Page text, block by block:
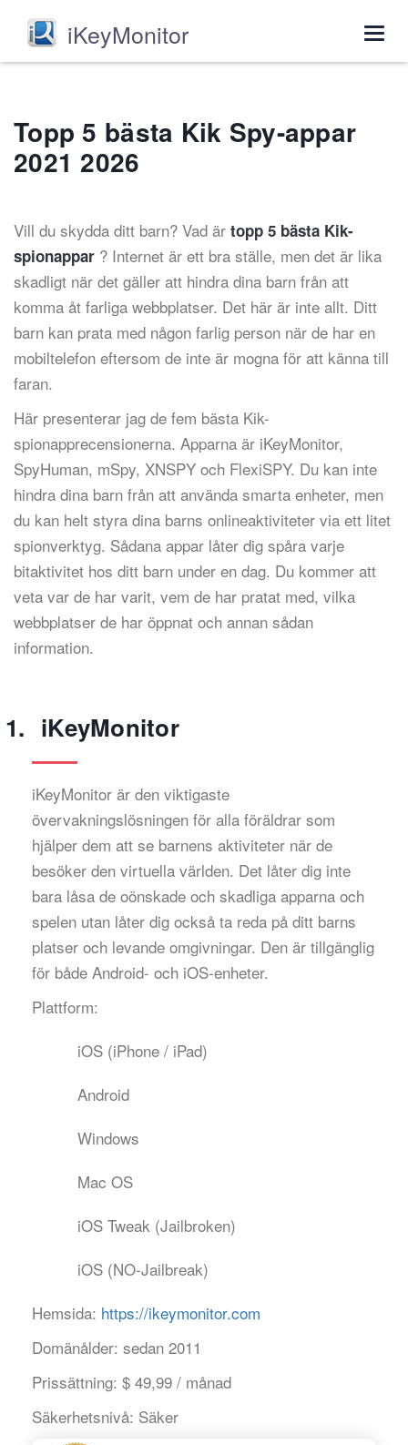
iKeyMonitor
Topp 5 bästa Kik Spy-appar
2021 2026
Vill du skydda ditt barn? Vad är topp 5 bästa Kik-
spionappar ? Internet är ett bra ställe, men det är lika
skadligt när det gäller att hindra dina barn från att
komma åt farliga webbplatser. Det här är inte allt. Ditt
barn kan prata med någon farlig person när de har en
mobiltelefon eftersom de inte är mogna för att känna till
faran.
Här presenterar jag de fem bästa Kik-
spionapprecensionerna. Apparna är iKeyMonitor,
SpyHuman, mSpy, XNSPY och FlexiSPY. Du kan inte
hindra dina barn från att använda smarta enheter, men
du kan helt styra dina barns onlineaktiviteter via ett litet
spionverktyg. Sådana appar låter dig spåra varje
bitaktivitet hos ditt barn under en dag. Du kommer att
veta var de har varit, vem de har pratat med, vilka
webbplatser de har öppnat och annan sådan
information.
iKeyMonitor
iKeyMonitor är den viktigaste
övervakningslösningen för alla föräldrar som
hjälper dem att se barnens aktiviteter när de
besöker den virtuella världen. Det låter dig inte
bara låsa de oönskade och skadliga apparna och
spelen utan låter dig också ta reda på ditt barns
platser och levande omgivningar. Den är tillgänglig
för både Android- och iOS-enheter.
Plattform:
iOS (iPhone / iPad)
Android
Windows
Mac OS
iOS Tweak (Jailbroken)
iOS (NO-Jailbreak)
Hemsida: https://ikeymonitor.com
Domänålder: sedan 2011
Prissättning: $ 49,99 / månad
Säkerhetsnivå: Säker